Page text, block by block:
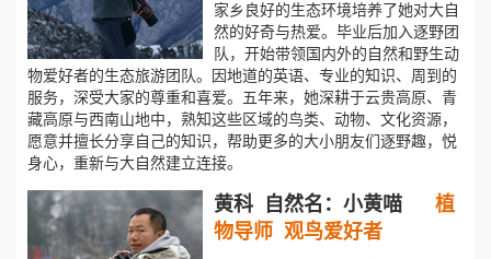
家乡良好的生态环境培养了她对大自
然的好奇与热爱。毕业后加入逐野团
队，开始带领国内外的自然和野生动
物爱好者的生态旅游团队。因地道的英语、专业的知识、周到的
服务，深受大家的尊重和喜爱。五年来，她深耕于云贵高原、青
藏高原与西南山地中，熟知这些区域的鸟类、动物、文化资源，
愿意并擅长分享自己的知识，帮助更多的大小朋友们逐野趣，悦
身心，重新与大自然建立连接。
黄科 自然名：小黄喵 植
物导师 观鸟爱好者